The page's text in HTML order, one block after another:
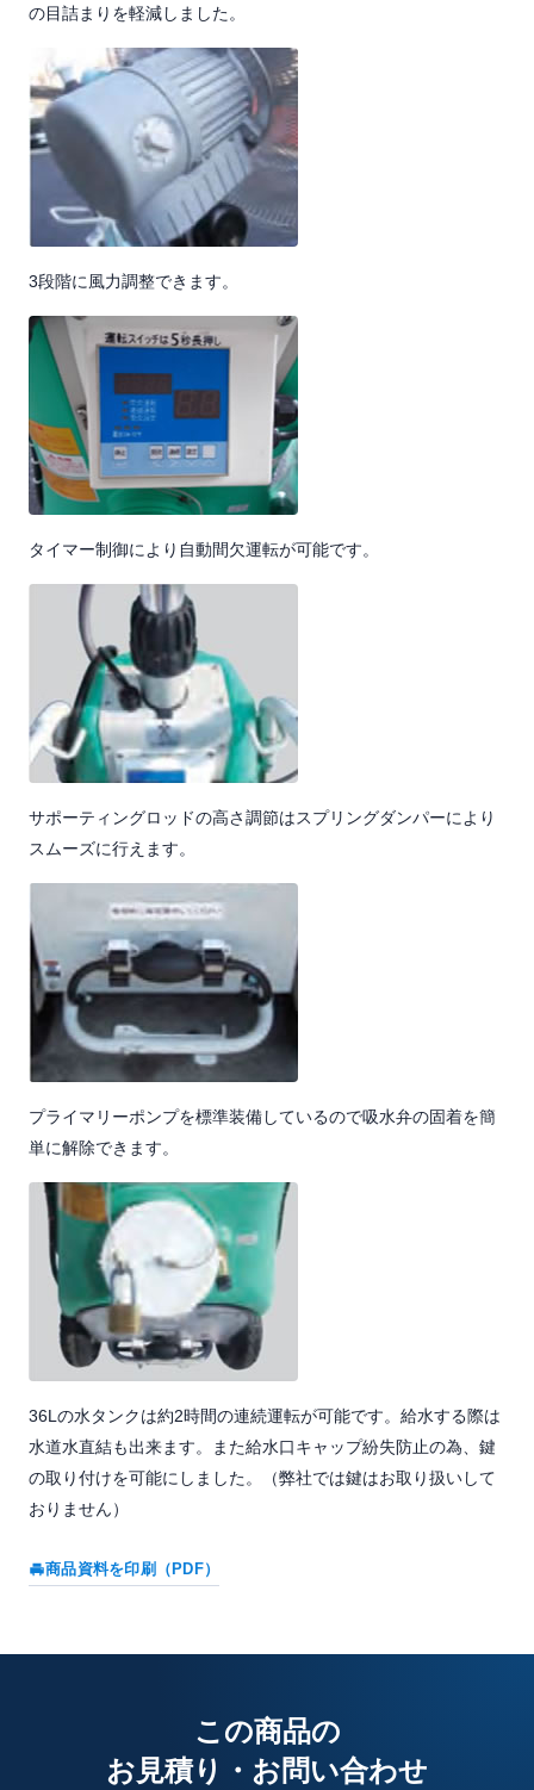
の目詰まりを軽減しました。
3段階に風力調整できます。
タイマー制御により自動間欠運転が可能です。
サポーティングロッドの高さ調節はスプリングダンパーにより
スムーズに行えます。
プライマリーポンプを標準装備しているので吸水弁の固着を簡
単に解除できます。
36Lの水タンクは約2時間の連続運転が可能です。給水する際は
水道水直結も出来ます。また給水口キャップ紛失防止の為、鍵
の取り付けを可能にしました。（弊社では鍵はお取り扱いして
おりません）
商品資料を印刷（PDF）
この商品の
お見積り・お問い合わせ